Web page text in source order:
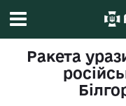
Ракета